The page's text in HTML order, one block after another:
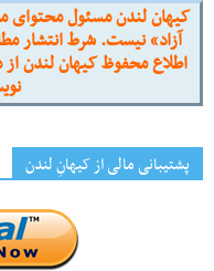
کیهان لندن مسئول محتوای
آزاد» نیست. شرط انتشار
اطلاع محفوظ کیهان لندن
پشتیبانی مالی از کیهانِ لندن